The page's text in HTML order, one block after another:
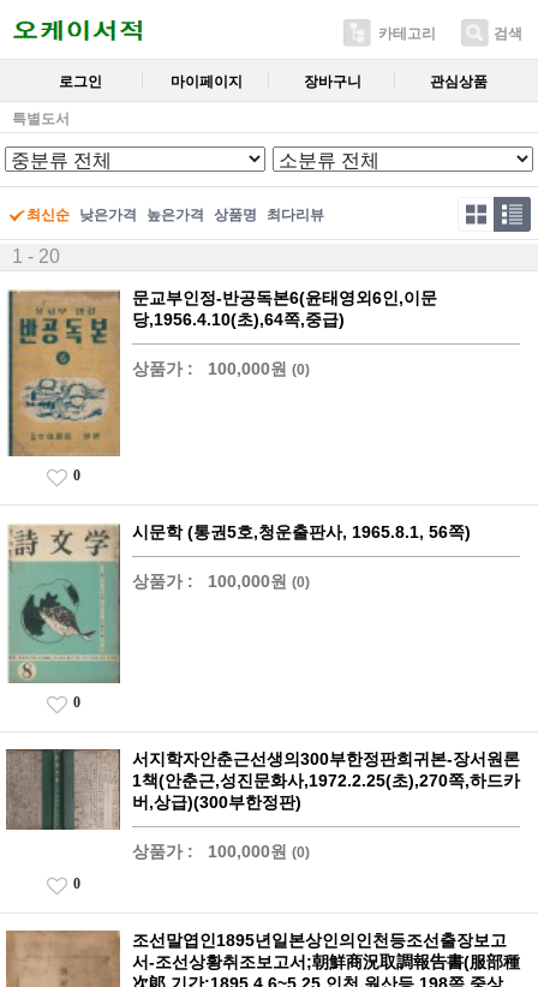
카테고리 검색
로그인 마이페이지 장바구니 관심상품
특별도서
최신순 낮은가격 높은가격 상품명 최다리뷰
1 - 20
문교부인정-반공독본6(윤태영외6인,이문
당,1956.4.10(초),64쪽,중급)
상품가 : 100,000원 (0)
0
시문학 (통권5호,청운출판사, 1965.8.1, 56쪽)
상품가 : 100,000원 (0)
0
서지학자안춘근선생의300부한정판희귀본-장서원론
1책(안춘근,성진문화사,1972.2.25(초),270쪽,하드카
버,상급)(300부한정판)
상품가 : 100,000원 (0)
0
조선말엽인1895년일본상인의인천등조선출장보고
서-조선상황취조보고서;朝鮮商況取調報告書(服部種
次郞,기간;1895,4.6~5.25,인천,원산등,198쪽,중상